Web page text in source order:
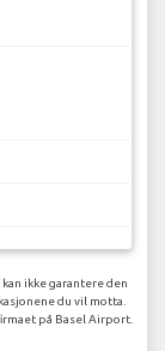
ikke garantere den
du vil motta.
på Basel Airport.